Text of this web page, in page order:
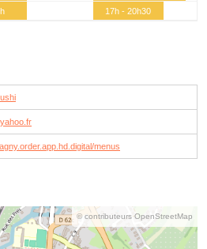
17h - 20h30
menus
© contributeurs OpenStreetMap